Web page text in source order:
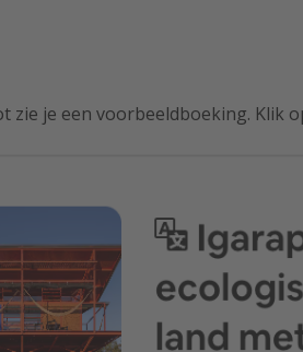
zie je een voorbeeldboeking. Klik